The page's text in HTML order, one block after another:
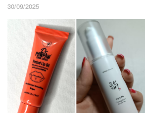
30/09/2025